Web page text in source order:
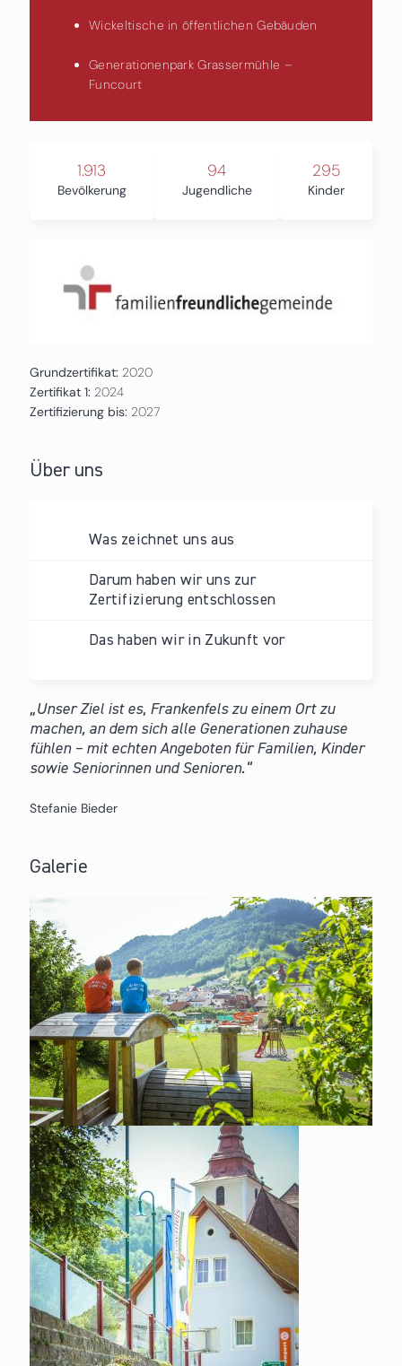
Wickeltische in öffentlichen Gebäuden
Generationenpark Grassermühle –
Funcourt
1.913
Bevölkerung
94
Jugendliche
295
Kinder
Grundzertifikat: 2020
Zertifikat 1: 2024
Zertifizierung bis: 2027
Über uns
Was zeichnet uns aus
Darum haben wir uns zur
Zertifizierung entschlossen
Das haben wir in Zukunft vor
Unser Ziel ist es, Frankenfels zu einem Ort zu
machen, an dem sich alle Generationen zuhause
fühlen – mit echten Angeboten für Familien, Kinder
sowie Seniorinnen und Senioren.
Stefanie Bieder
Galerie